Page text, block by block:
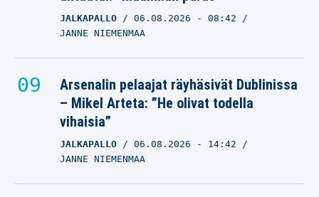
JALKAPALLO 06.08.2026 - 08:42
JANNE NIEMENMAA
Arsenalin pelaajat räyhäsivät Dublinissa
– Mikel Arteta: ”He olivat todella
vihaisia”
JALKAPALLO 06.08.2026 - 14:42
JANNE NIEMENMAA